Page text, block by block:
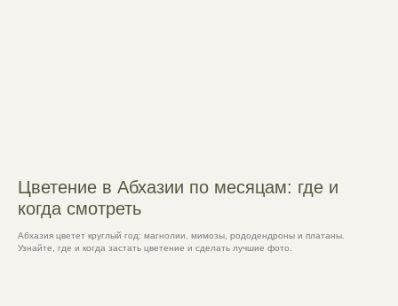
Цветение в Абхазии по месяцам: где и
когда смотреть
Абхазия цветет круглый год: магнолии, мимозы, рододендроны и платаны.
Узнайте, где и когда застать цветение и сделать лучшие фото.